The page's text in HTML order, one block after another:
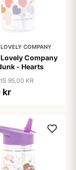
COMPANY
Company
- Hearts
95,00 KR
kr